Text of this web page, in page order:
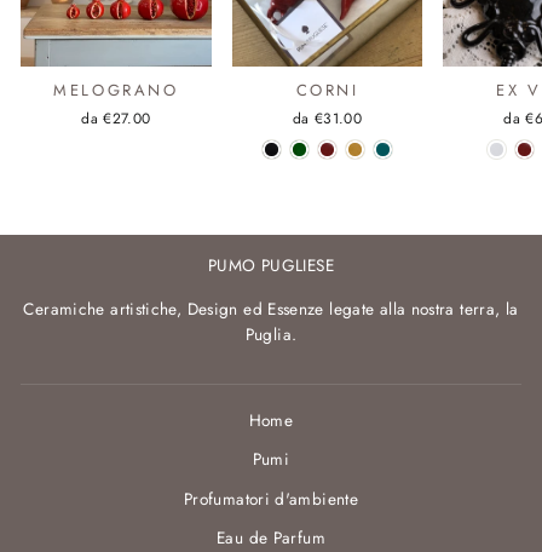
MELOGRANO
da €27.00
CORNI
da €31.00
EX
da
PUMO PUGLIESE
Ceramiche artistiche, Design ed Essenze legate alla nostra terra, la
Puglia.
Home
Pumi
Profumatori d'ambiente
Eau de Parfum